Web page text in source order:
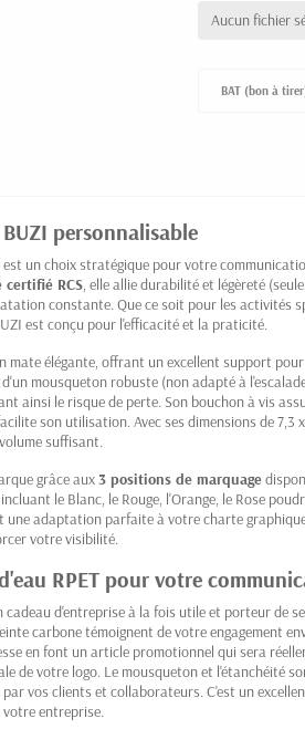
Aucun fichier
BAT (bon à
personnalisable
un choix stratégique pour votre
certifié RCS, elle allie durabilité et légèreté
constante. Que ce soit pour les activités
est conçu pour l'efficacité et la praticité.
mate élégante, offrant un excellent support
mousqueton robuste (non adapté à
ainsi le risque de perte. Son bouchon à vis
son utilisation. Avec ses dimensions de 7,3
suffisant.
grâce aux3 positions de marquage
le Blanc, le Rouge, l'Orange, le Rose
une adaptation parfaite à votre charte
votre visibilité.
RPET pour votre
d'entreprise à la fois utile et porteur de
carbone témoignent de votre engagement
en font un article promotionnel qui sera
de votre logo. Le mousqueton et l'étanchéité
vos clients et collaborateurs. C'est un
votre entreprise.